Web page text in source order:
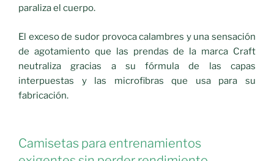
paraliza el cuerpo.
El exceso de sudor provoca calambres y una sensación
de agotamiento que las prendas de la marca Craft
neutraliza gracias a su fórmula de las capas
interpuestas y las microfibras que usa para su
fabricación.
Camisetas para entrenamientos